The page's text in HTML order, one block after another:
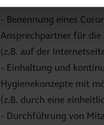
- Information der
- Benennung eines
Ansprechpartner für die
(z.B. auf der
- Einhaltung und
Hygienekonzepte mit
(z.B. durch eine
- Durchführung von